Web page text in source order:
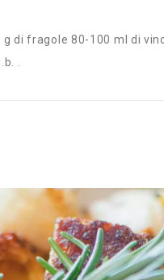
g di fragole 80-100 ml di
.